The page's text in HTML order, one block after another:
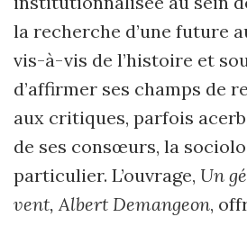
la recherche d’une future
vis-à-vis de l’histoire et
d’affirmer ses champs de
aux critiques, parfois
de ses consœurs, la
particulier. L’ouvrage, Un
vent, Albert Demangeon,